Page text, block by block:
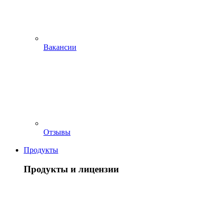
Вакансии
Отзывы
Продукты
Продукты и лицензии